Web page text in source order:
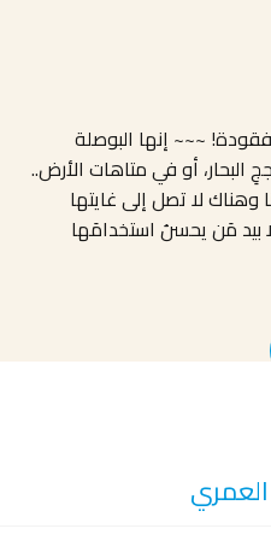
~~~ إنها البوصلة
البحار، أو في متاهات الأرض..
وهناك لا تصل إلى غايتها
بيد مَن يحسنُ استخدامَها